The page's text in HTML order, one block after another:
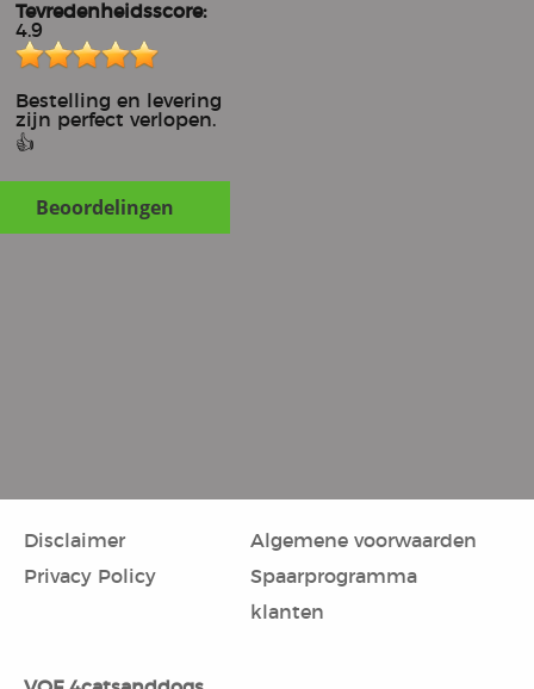
Tevredenheidsscore:
4.9
Bestelling en levering
zijn perfect verlopen.
👍
Beoordelingen
Disclaimer
Algemene voorwaarden
Privacy Policy
Spaarprogramma
klanten